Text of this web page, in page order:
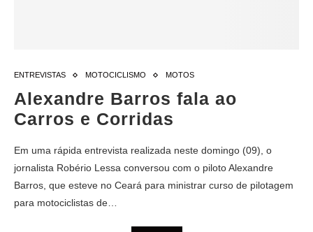
ENTREVISTAS MOTOCICLISMO MOTOS
Alexandre Barros fala ao
Carros e Corridas
Em uma rápida entrevista realizada neste domingo (09), o
jornalista Robério Lessa conversou com o piloto Alexandre
Barros, que esteve no Ceará para ministrar curso de pilotagem
para motociclistas de…